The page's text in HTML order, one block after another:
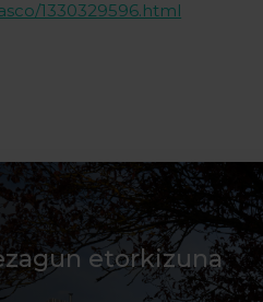
1330329596.html
etorkizuna